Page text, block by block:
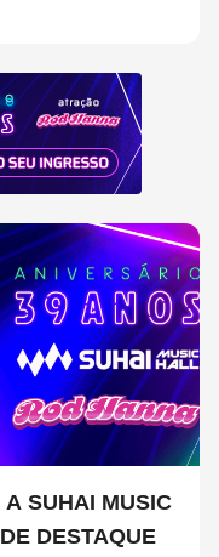
SUHAI MUSIC
DESTAQUE